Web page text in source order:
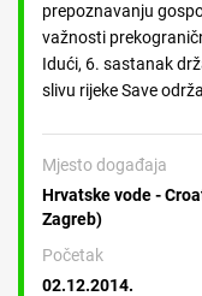
prepoznavanju
važnosti
Idući, 6. sastanak
slivu rijeke Save
Mjesto događaja
Hrvatske vode -
Zagreb)
Početak
02.12.2014.